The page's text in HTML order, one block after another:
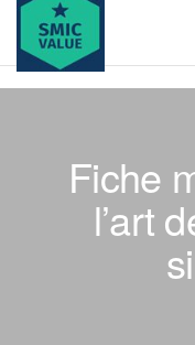
Skip
the
content
Fiche
l’art